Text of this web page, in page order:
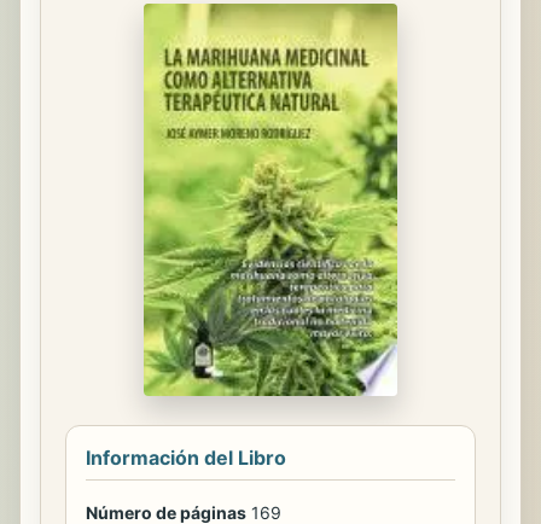
Información del Libro
Número de páginas 169